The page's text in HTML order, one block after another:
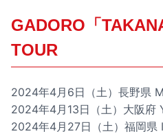
GADORO「
TOUR
2024年4月6日（土）長野県
2024年4月13日（土）大阪府
2024年4月27日（土）福岡県